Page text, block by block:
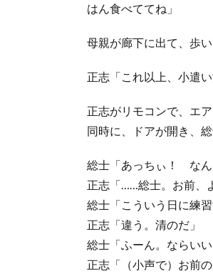
はん食べててね」
母親が廊下に出て、歩い
正志「これ以上、小遣
正志がリモコンで、エア
同時に、ドアが開き、総
総士「あっちぃ！ なん
正志「……総士。お前、
総士「こういう日に練
正志「違う。清のだ」
総士「ふーん。ならいい
正志「（小声で）お前